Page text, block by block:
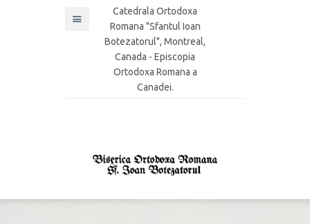
Catedrala Ortodoxa
Romana "Sfantul Ioan
Botezatorul", Montreal,
Canada - Episcopia
Ortodoxa Romana a
Canadei.